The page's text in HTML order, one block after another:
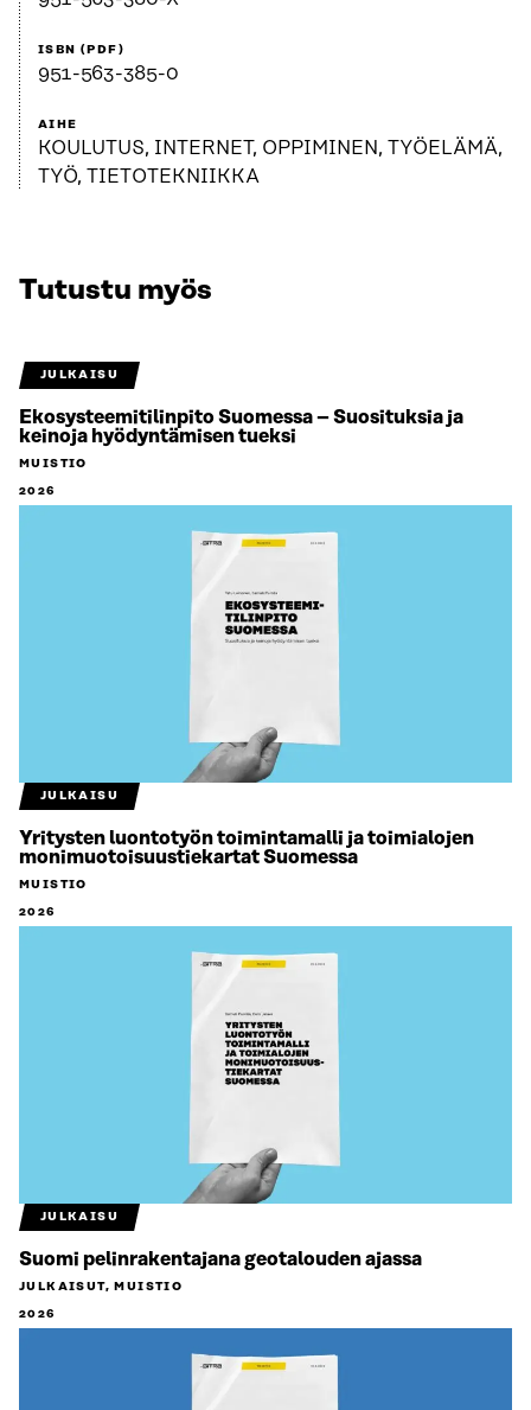
ISBN (PDF)
951-563-385-0
AIHE
KOULUTUS, INTERNET, OPPIMINEN, TYÖELÄMÄ,
TYÖ, TIETOTEKNIIKKA
Tutustu myös
JULKAISU
Ekosysteemitilinpito Suomessa – Suosituksia ja
keinoja hyödyntämisen tueksi
MUISTIO
2026
JULKAISU
Yritysten luontotyön toimintamalli ja toimialojen
monimuotoisuustiekartat Suomessa
MUISTIO
2026
JULKAISU
Suomi pelinrakentajana geotalouden ajassa
JULKAISUT, MUISTIO
2026